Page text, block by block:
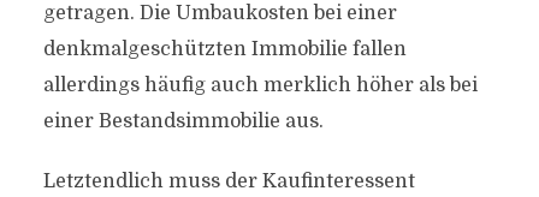
getragen. Die Umbaukosten bei einer
denkmalgeschützten Immobilie fallen
allerdings häufig auch merklich höher als bei
einer Bestandsimmobilie aus.
Letztendlich muss der Kaufinteressent